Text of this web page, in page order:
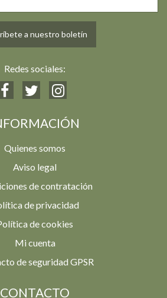
a nuestro boletín
Redes sociales:
Quienes somos
Aviso legal
de contratación
de privacidad
de cookies
Mi cuenta
de seguridad GPSR
CONTACTO